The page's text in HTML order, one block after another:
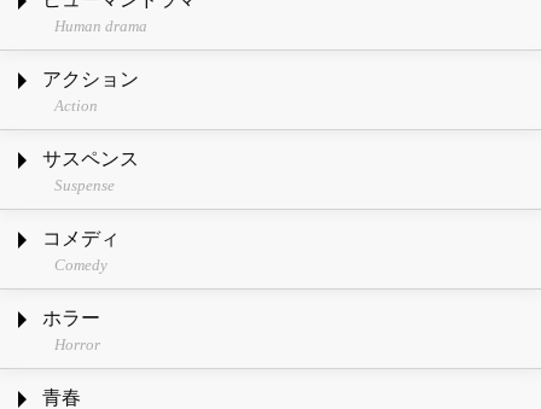
Human drama
アクション
Action
サスペンス
Suspense
コメディ
Comedy
ホラー
Horror
青春